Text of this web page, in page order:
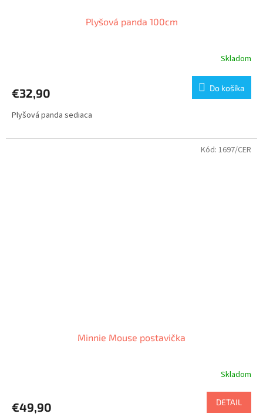
Plyšová panda 100cm
Skladom
€32,90 Do košíka
Plyšová panda sediaca
Minnie Mouse postavička
Skladom
€49,90 DETAIL
Kód: 1697/CER